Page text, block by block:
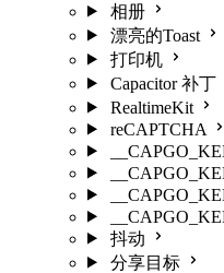
相册
漂亮的Toast
打印机
Capacitor 补丁
RealtimeKit
reCAPTCHA
抖动
分享目标